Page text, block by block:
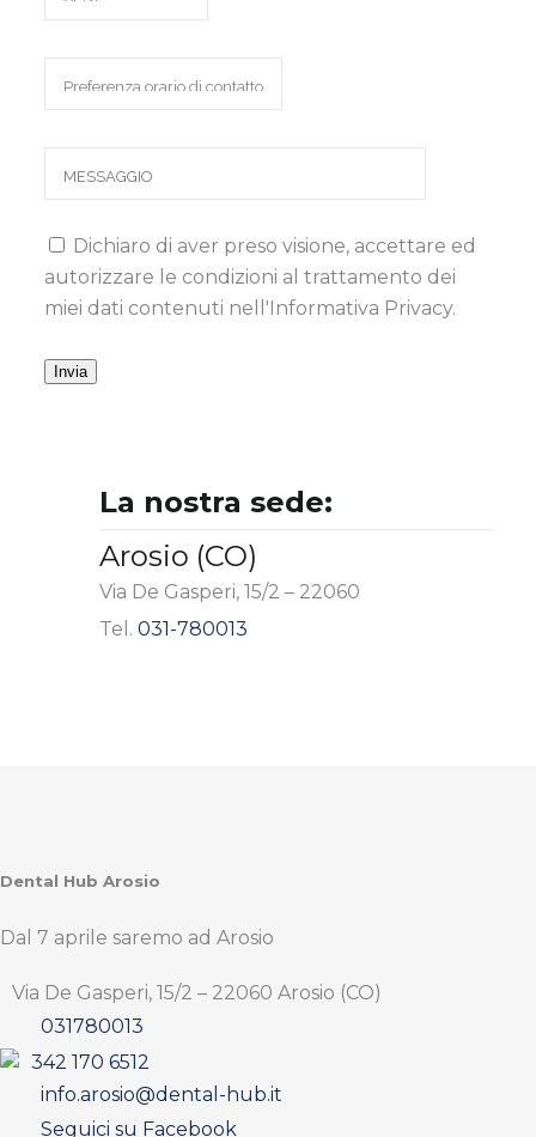
Dichiaro di aver preso visione, accettare ed
autorizzare le condizioni al trattamento dei
miei dati contenuti nell'Informativa Privacy.
La nostra sede:
Arosio (CO)
Via De Gasperi, 15/2 – 22060
Tel. 031-780013
Dental Hub Arosio
Dal 7 aprile saremo ad Arosio
Via De Gasperi, 15/2 – 22060 Arosio (CO)
031780013
342 170 6512
info.arosio@dental-hub.it
Seguici su Facebook